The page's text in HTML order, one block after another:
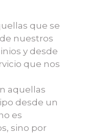
que se
nuestros
y desde
que nos
aquellas
desde un
es
sino por